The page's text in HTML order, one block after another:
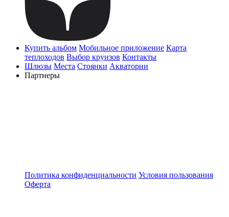
Купить альбом Мобильное приложение Карта
теплоходов Выбор круизов Контакты
Шлюзы Места Стоянки Акватории
Партнеры
Политика конфиденциальности Условия пользования
Оферта